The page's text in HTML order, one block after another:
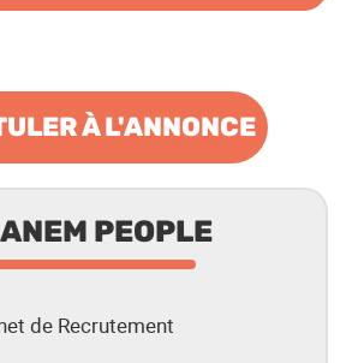
À L'ANNONCE
PEOPLE
de Recrutement